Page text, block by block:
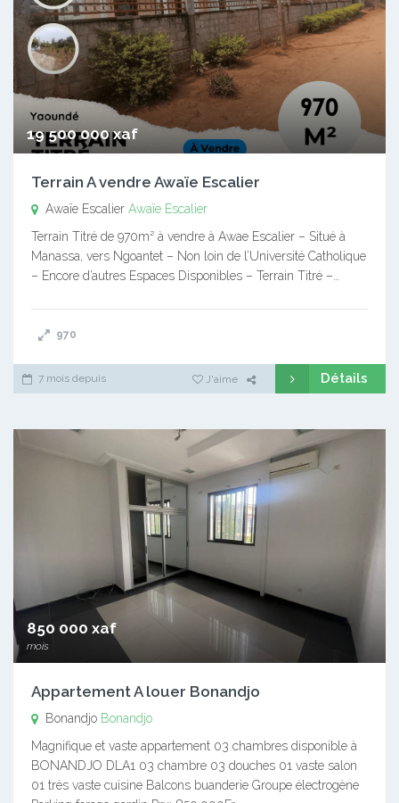
19 500 000 xaf
Terrain A vendre Awaïe Escalier
Awaïe Escalier Awaïe Escalier
Terrain Titré de 970m² à vendre à Awae Escalier – Situé à
Manassa, vers Ngoantet – Non loin de l’Université Catholique
– Encore d’autres Espaces Disponibles – Terrain Titré –…
970
7 mois depuis J'aime Détails
850 000 xaf
mois
Appartement A louer Bonandjo
Bonandjo Bonandjo
Magnifique et vaste appartement 03 chambres disponible à
BONANDJO DLA1 03 chambre 03 douches 01 vaste salon
01 très vaste cuisine Balcons buanderie Groupe électrogène